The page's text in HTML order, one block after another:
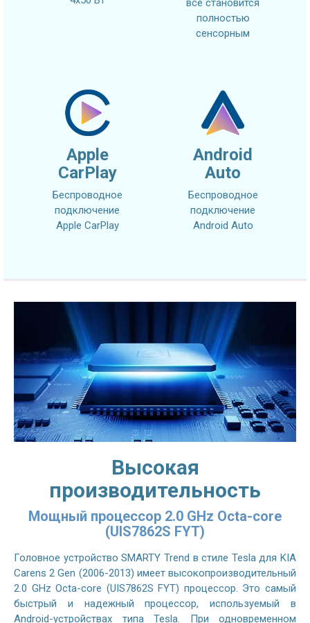
все становится
полностью
сенсорным
Apple
CarPlay
Беспроводное
подключение
Apple CarPlay
Android
Auto
Беспроводное
подключение
Android Auto
Высокая
производительность
Мощный процессор 2.0 GHz Octa-core
(UIS7862S FYT)
Головное устройство SMARTY Trend в стиле Tesla для KIA
Carens 2 Gen (2006-2013) имеет высокопроизводительный
2.0 GHz Octa-core (UIS7862S FYT) процессор. Это самый
быстрый и надежный процессор, используемый в
Android-устройствах типа Tesla. При одновременном